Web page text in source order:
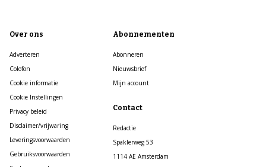
Over ons
Adverteren
Colofon
Cookie informatie
Cookie Instellingen
Privacy beleid
Disclaimer/vrijwaring
Leveringsvoorwaarden
Gebruiksvoorwaarden
Abonnementen
Abonneren
Nieuwsbrief
Mijn account
Contact
Redactie
Spaklerweg 53
1114 AE Amsterdam